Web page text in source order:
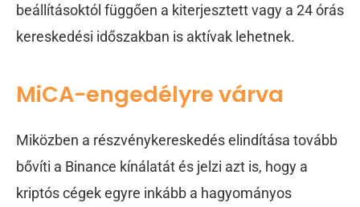
beállításoktól függően a kiterjesztett vagy a 24 órás
kereskedési időszakban is aktívak lehetnek.
MiCA-engedélyre várva
Miközben a részvénykereskedés elindítása tovább
bővíti a Binance kínálatát és jelzi azt is, hogy a
kriptós cégek egyre inkább a hagyományos